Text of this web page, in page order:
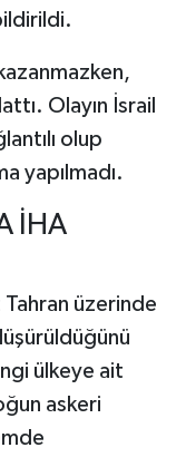
Olayın İsrail
olup
yapılmadı.
İHA
Tahran üzerinde
ülkeye ait
askeri